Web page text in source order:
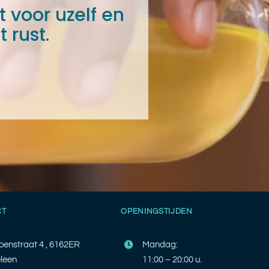
voor uzelf en
rust.
4 , 6162ER
OPENINGSTIJDEN
Mandag:
11:00 – 20:00 u.